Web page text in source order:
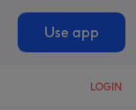
Use app
LOGIN